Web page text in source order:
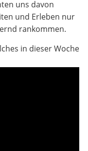
uns davon
und Erleben nur
rankommen.
in dieser Woche